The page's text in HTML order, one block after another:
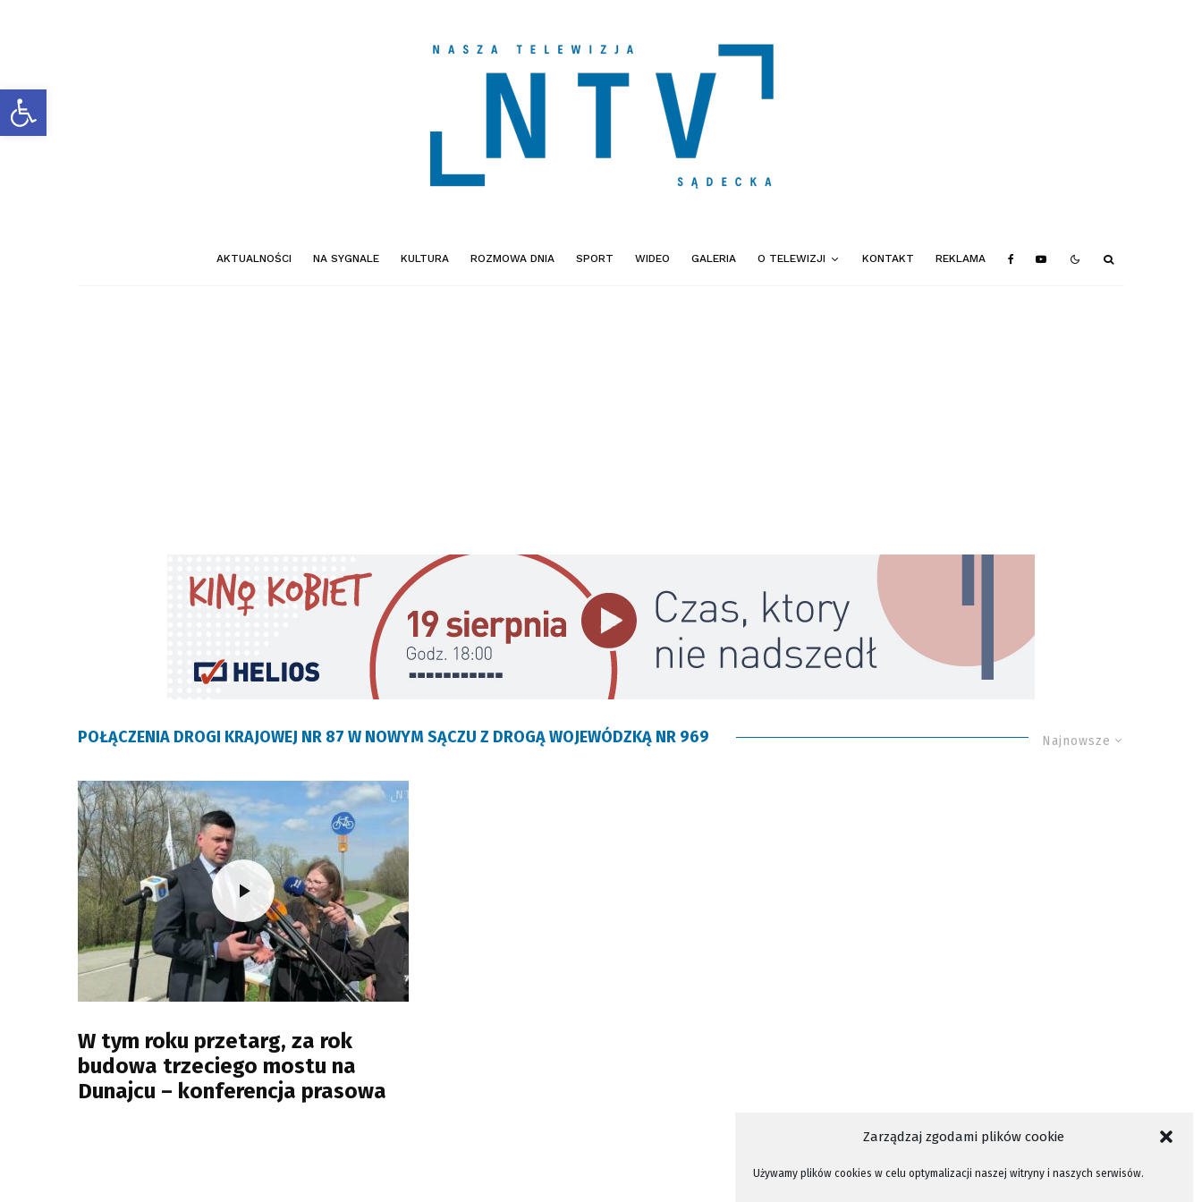
Otwórz pasek narzędzi
Zarządzaj zgodami plików cookie
Używamy plików cookies w celu optymalizacji naszej witryny i naszych serwisów.
AKTUALNOŚCI NA SYGNALE KULTURA ROZMOWA DNIA SPORT WIDEO GALERIA O TELEWIZJI KONTAKT REKLAMA
Najnowsze
POŁĄCZENIA DROGI KRAJOWEJ NR 87 W NOWYM SĄCZU Z DROGĄ WOJEWÓDZKĄ NR 969
W tym roku przetarg, za rok
budowa trzeciego mostu na
Dunajcu – konferencja prasowa